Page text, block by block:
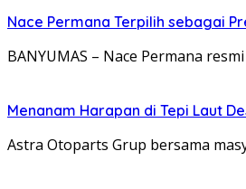
Nace Permana Terpilih sebagai
BANYUMAS – Nace Permana
Menanam Harapan di Tepi Laut
Astra Otoparts Grup bersama